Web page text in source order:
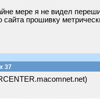
мере я не видел
прошивку
37